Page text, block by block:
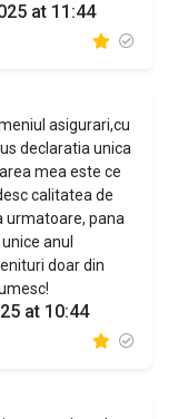
at 11:44
asigurari,cu
declaratia unica
mea este ce
calitatea de
urmatoare, pana
anul
doar din
at 10:44